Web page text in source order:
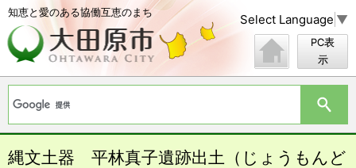
知恵と愛のある協働互恵のまち Select Language ▼
PC表
示
縄文土器 平林真子遺跡出土（じょうもんど